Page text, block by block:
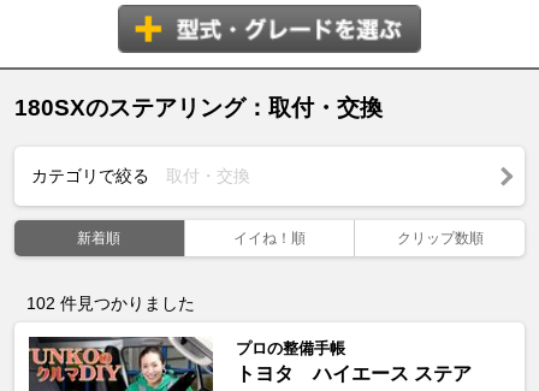
180SXのステアリング：取付・交換
カテゴリで絞る 取付・交換
新着順 イイね！順 クリップ数順
102 件見つかりました
プロの整備手帳
トヨタ ハイエース ステア